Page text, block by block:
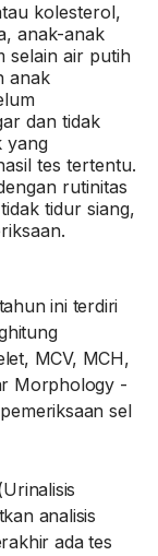
kolesterol,
anak-anak
selain air putih
anak
dan tidak
yang
tes tertentu.
rutinitas
tidur siang,
ini terdiri
MCV, MCH,
Morphology -
sel
analisis
ada tes